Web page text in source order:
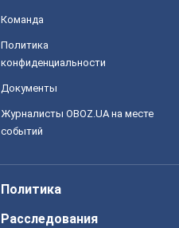
Команда
Политика
конфиденциальности
Документы
Журналисты OBOZ.UA на месте
событий
Политика
Расследования